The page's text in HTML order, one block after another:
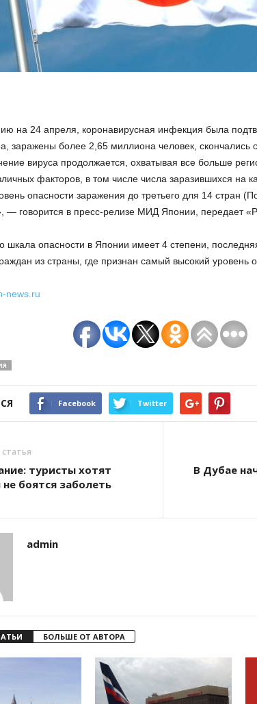
на 24 апреля, коронавирусная инфекция была
заражены более 2,65 миллиона человек, скончались
вируса продолжается, охватывая все больше
факторов, в том числе числа заразившихся на
опасности заражения до третьего для 14 стран
— говорится в пресс-релизе МИД Японии, передает
шкала опасности в Японии имеет 4 степени,
из страны, где признан самый высокий уровень
news.ru
Facebook Twitter
туристы хотят
не боятся заболеть
В Дубае
admin
БОЛЬШЕ ОТ АВТОРА